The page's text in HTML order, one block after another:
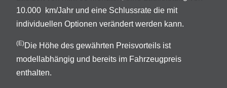
10.000 km/Jahr und eine Schlussrate die mit
individuellen Optionen verändert werden kann.
(E)Die Höhe des gewährten Preisvorteils ist
modellabhängig und bereits im Fahrzeugpreis
enthalten.